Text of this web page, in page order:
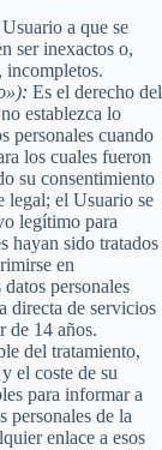
a que se
ser inexactos o,
incompletos.
Es el derecho del
establezca lo
personales cuando
los cuales fueron
su consentimiento
legal; el Usuario se
legítimo para
hayan sido tratados
en
personales
directa de servicios
de 14 años.
del tratamiento,
el coste de su
para informar a
personales de la
enlace a esos